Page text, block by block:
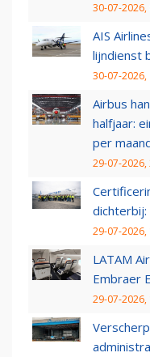
30-07-2026,
AIS
lijndienst
30-07-2026,
Airbus
halfjaar:
per
29-07-2026,
29-07-2026,
LATAM
Embraer
29-07-2026,